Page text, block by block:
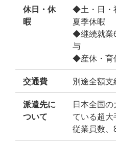
休日・休
暇
◆土・日・
夏季休暇
◆継続就業
与
◆産休・育
交通費 別途全額支
派遣先に
ついて
日本全国
ている超
従業員数、